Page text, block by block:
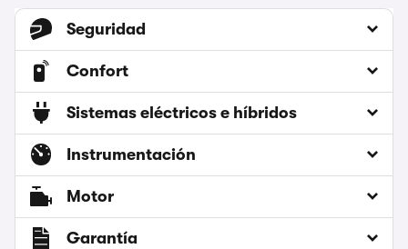
Seguridad
Confort
Sistemas eléctricos e híbridos
Instrumentación
Motor
Garantía